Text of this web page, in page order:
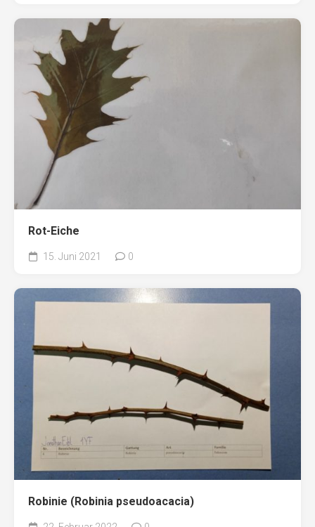
Rot-Eiche
15. Juni 2021 0
Robinie (Robinia pseudoacacia)